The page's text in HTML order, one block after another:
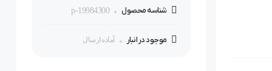
شناسه محصول p-19984300
موجود در انبار آماده ارسال